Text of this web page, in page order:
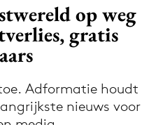
app
de Adformatie
op weg
gratis
Adformatie houdt
nieuws voor